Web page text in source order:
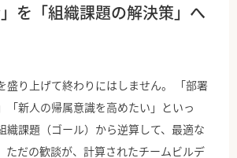
を「組織課題の解決策」へ
盛り上げて終わりにはしません。 「部署
「新人の帰属意識を高めたい」といっ
織課題（ゴール）から逆算して、最適な
ただの歓談が、計算されたチームビルデ